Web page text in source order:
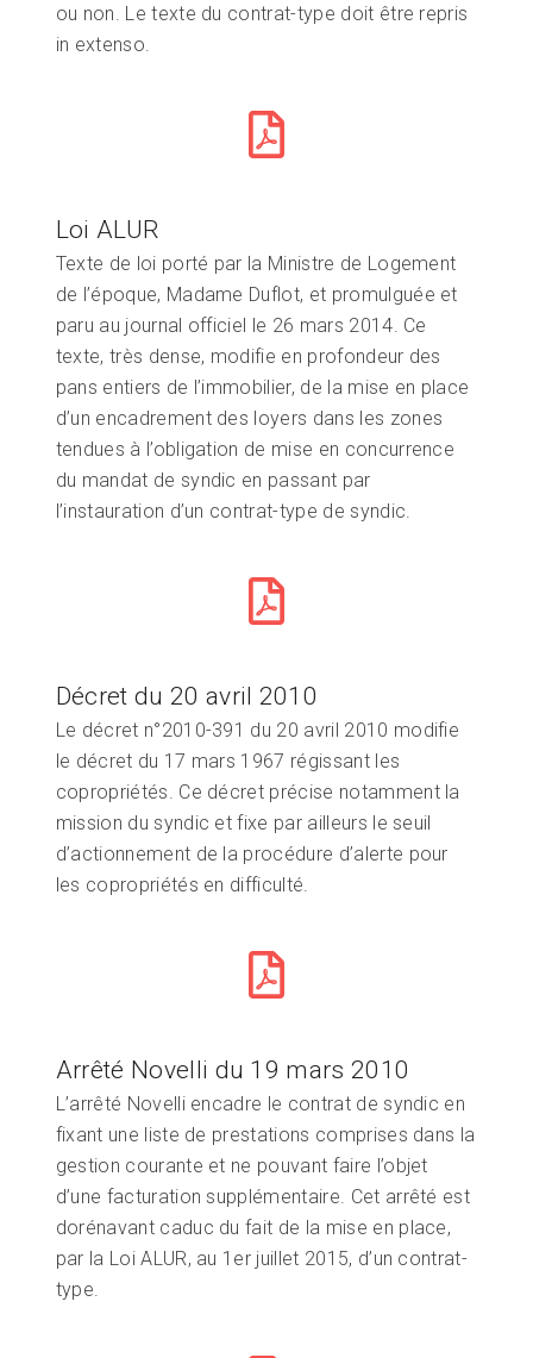
ou non. Le texte du contrat-type doit être repris
in extenso.
Loi ALUR
Texte de loi porté par la Ministre de Logement
de l’époque, Madame Duflot, et promulguée et
paru au journal officiel le 26 mars 2014. Ce
texte, très dense, modifie en profondeur des
pans entiers de l’immobilier, de la mise en place
d’un encadrement des loyers dans les zones
tendues à l’obligation de mise en concurrence
du mandat de syndic en passant par
l’instauration d’un contrat-type de syndic.
Décret du 20 avril 2010
Le décret n°2010-391 du 20 avril 2010 modifie
le décret du 17 mars 1967 régissant les
copropriétés. Ce décret précise notamment la
mission du syndic et fixe par ailleurs le seuil
d’actionnement de la procédure d’alerte pour
les copropriétés en difficulté.
Arrêté Novelli du 19 mars 2010
L’arrêté Novelli encadre le contrat de syndic en
fixant une liste de prestations comprises dans la
gestion courante et ne pouvant faire l’objet
d’une facturation supplémentaire. Cet arrêté est
dorénavant caduc du fait de la mise en place,
par la Loi ALUR, au 1er juillet 2015, d’un contrat-
type.